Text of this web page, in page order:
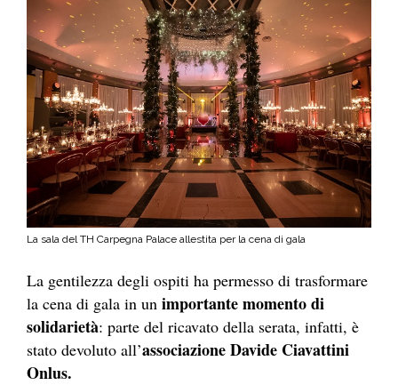
La sala del TH Carpegna Palace allestita per la cena di gala
La gentilezza degli ospiti ha permesso di trasformare
la cena di gala in un importante momento di
solidarietà: parte del ricavato della serata, infatti, è
stato devoluto all’associazione Davide Ciavattini
Onlus.